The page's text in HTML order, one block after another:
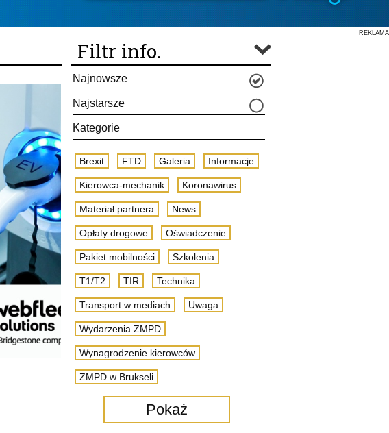
REKLAMA
Filtr info.
Najnowsze
Najstarsze
Kategorie
Brexit FTD Galeria Informacje
Kierowca-mechanik Koronawirus
Materiał partnera News
Opłaty drogowe Oświadczenie
Pakiet mobilności Szkolenia
T1/T2 TIR Technika
Transport w mediach Uwaga
Wydarzenia ZMPD
Wynagrodzenie kierowców
ZMPD w Brukseli
Pokaż